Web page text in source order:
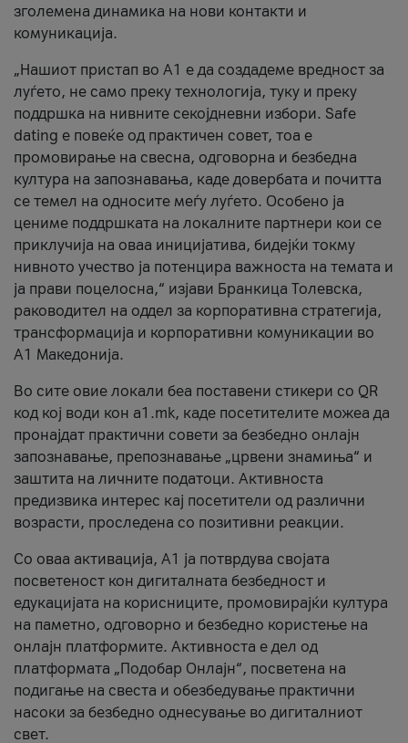
зголемена динамика на нови контакти и
комуникација.
„Нашиот пристап во А1 е да создадеме вредност за
луѓето, не само преку технологија, туку и преку
поддршка на нивните секојдневни избори. Safe
dating е повеќе од практичен совет, тоа е
промовирање на свесна, одговорна и безбедна
култура на запознавања, каде довербата и почитта
се темел на односите меѓу луѓето. Особено ја
цениме поддршката на локалните партнери кои се
приклучија на оваа иницијатива, бидејќи токму
нивното учество ја потенцира важноста на темата и
ја прави поцелосна,“ изјави Бранкица Толевска,
раководител на оддел за корпоративна стратегија,
трансформација и корпоративни комуникации во
А1 Македонија.
Во сите овие локали беа поставени стикери со QR
код кој води кон a1.mk, каде посетителите можеа да
пронајдат практични совети за безбедно онлајн
запознавање, препознавање „црвени знамиња“ и
заштита на личните податоци. Активноста
предизвика интерес кај посетители од различни
возрасти, проследена со позитивни реакции.
Со оваа активација, А1 ја потврдува својата
посветеност кон дигиталната безбедност и
едукацијата на корисниците, промовирајќи култура
на паметно, одговорно и безбедно користење на
онлајн платформите. Активноста е дел од
платформата „Подобар Онлајн“, посветена на
подигање на свеста и обезбедување практични
насоки за безбедно однесување во дигиталниот
свет.